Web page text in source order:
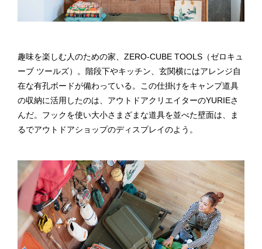
趣味を楽しむ人のための家、ZERO-CUBE TOOLS（ゼロキュ
ーブ ツールズ）。階段下やキッチン、玄関横にはアレンジ自
在な有孔ボードが備わっている。この仕掛けをキャンプ道具
の収納に活用したのは、アウトドアクリエイターのYURIEさ
んだ。フックを使い大小さまざまな道具を並べた壁面は、ま
るでアウトドアショップのディスプレイのよう。